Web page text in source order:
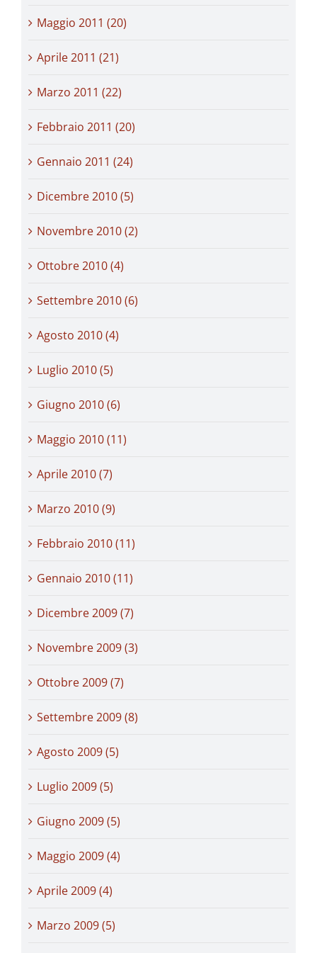
Maggio 2011 (20)
Aprile 2011 (21)
Marzo 2011 (22)
Febbraio 2011 (20)
Gennaio 2011 (24)
Dicembre 2010 (5)
Novembre 2010 (2)
Ottobre 2010 (4)
Settembre 2010 (6)
Agosto 2010 (4)
Luglio 2010 (5)
Giugno 2010 (6)
Maggio 2010 (11)
Aprile 2010 (7)
Marzo 2010 (9)
Febbraio 2010 (11)
Gennaio 2010 (11)
Dicembre 2009 (7)
Novembre 2009 (3)
Ottobre 2009 (7)
Settembre 2009 (8)
Agosto 2009 (5)
Luglio 2009 (5)
Giugno 2009 (5)
Maggio 2009 (4)
Aprile 2009 (4)
Marzo 2009 (5)